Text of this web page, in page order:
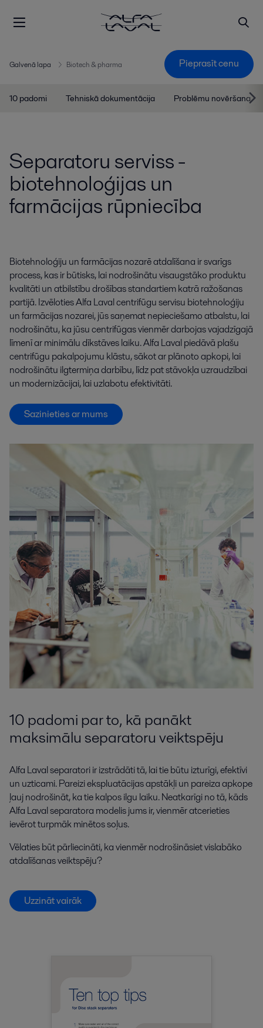
Galvenā lapa Biotech & pharma Pieprasīt cenu
10 padomi Tehniskā dokumentācija Problēmu novēršana
Separatoru serviss -
biotehnoloģijas un
farmācijas rūpniecība
Biotehnoloģiju un farmācijas nozarē atdalīšana ir svarīgs
process, kas ir būtisks, lai nodrošinātu visaugstāko produktu
kvalitāti un atbilstību drošības standartiem katrā ražošanas
partijā. Izvēloties Alfa Laval centrifūgu servisu biotehnoloģiju
un farmācijas nozarei, jūs saņemat nepieciešamo atbalstu, lai
nodrošinātu, ka jūsu centrifūgas vienmēr darbojas vajadzīgajā
līmenī ar minimālu dīkstāves laiku. Alfa Laval piedāvā plašu
centrifūgu pakalpojumu klāstu, sākot ar plānoto apkopi, lai
nodrošinātu ilgtermiņa darbību, līdz pat stāvokļa uzraudzībai
un modernizācijai, lai uzlabotu efektivitāti.
Sazinieties ar mums
10 padomi par to, kā panākt
maksimālu separatoru veiktspēju
Alfa Laval separatori ir izstrādāti tā, lai tie būtu izturīgi, efektīvi
un uzticami. Pareizi ekspluatācijas apstākļi un pareiza apkope
ļauj nodrošināt, ka tie kalpos ilgu laiku. Neatkarīgi no tā, kāds
Alfa Laval separatora modelis jums ir, vienmēr atcerieties
ievērot turpmāk minētos soļus.
Vēlaties būt pārliecināti, ka vienmēr nodrošināsiet vislabāko
atdalīšanas veiktspēju?
Uzzināt vairāk